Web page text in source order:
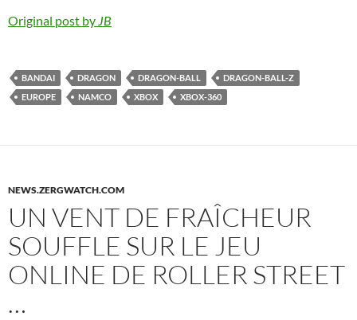
Original post by JB
BANDAI DRAGON DRAGON-BALL
DRAGON-BALL-Z
EUROPE
NAMCO XBOX XBOX-360
NEWS.ZERGWATCH.COM
UN VENT DE FRAÎCHEUR
SOUFFLE SUR LE JEU
ONLINE DE ROLLER STREET
…